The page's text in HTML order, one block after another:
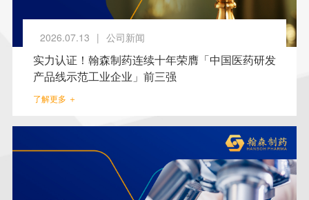
2026.07.13 | 公司新闻
实力认证！翰森制药连续十年荣膺「中国医药研发
产品线示范工业企业」前三强
了解更多 ＋